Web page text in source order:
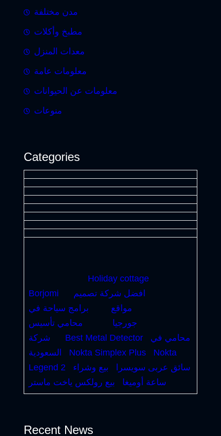
مدن مختلفة
مطبخ وأكلات
معدات المنزل
معلومات عامة
معلومات عن الحيوانات
منوعات
Categories
Holiday cottage
Borjomi
افضل شركة تصميم
مواقع
برامج سياحة في
جورجيا
محامي تأسيس
شركة
Best Metal Detector
محامي في
السعودية
Nokta Simplex Plus
Nokta
Legend 2
سائق عربى سويسرا
بيع وشراء
ساعة أوميغا
بيع رولكس ياخت ماستر
Recent News